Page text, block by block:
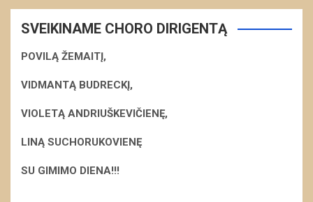
SVEIKINAME CHORO DIRIGENTĄ
POVILĄ ŽEMAITĮ,
VIDMANTĄ BUDRECKĮ,
VIOLETĄ ANDRIUŠKEVIČIENĘ,
LINĄ SUCHORUKOVIENĘ
SU GIMIMO DIENA!!!